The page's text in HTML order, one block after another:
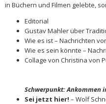
in Büchern und Filmen gelebte,
Editorial
Gustav Mahler über
Wie es ist – Nachrichten
Wie es sein könnte –
Collage von Christina von
Schwerpunkt: Ankommen
Sei jetzt hier! – Wolf